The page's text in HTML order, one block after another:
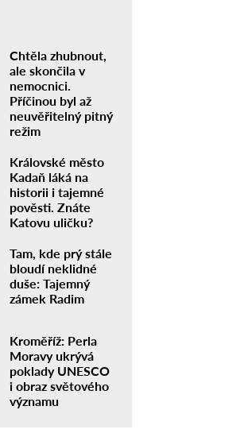
Chtěla zhubnout,
ale skončila v
nemocnici.
Příčinou byl až
neuvěřitelný pitný
režim
Královské město
Kadaň láká na
historii i tajemné
pověsti. Znáte
Katovu uličku?
Tam, kde prý stále
bloudí neklidné
duše: Tajemný
zámek Radim
Kroměříž: Perla
Moravy ukrývá
poklady UNESCO
i obraz světového
významu